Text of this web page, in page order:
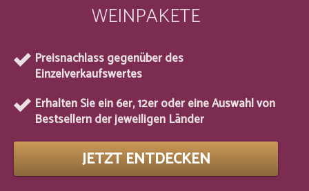
WEINPAKETE
Preisnachlass gegenüber des
Einzelverkaufswertes
Erhalten Sie ein 6er, 12er oder eine Auswahl von
Bestsellern der jeweiligen Länder
JETZT ENTDECKEN